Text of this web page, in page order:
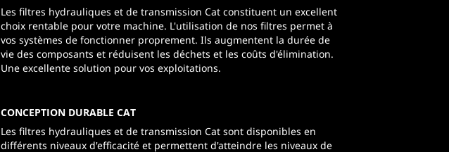
Les filtres hydrauliques et de transmission Cat constituent un excellent
choix rentable pour votre machine. L'utilisation de nos filtres permet à
vos systèmes de fonctionner proprement. Ils augmentent la durée de
vie des composants et réduisent les déchets et les coûts d'élimination.
Une excellente solution pour vos exploitations.
CONCEPTION DURABLE CAT
Les filtres hydrauliques et de transmission Cat sont disponibles en
différents niveaux d'efficacité et permettent d'atteindre les niveaux de